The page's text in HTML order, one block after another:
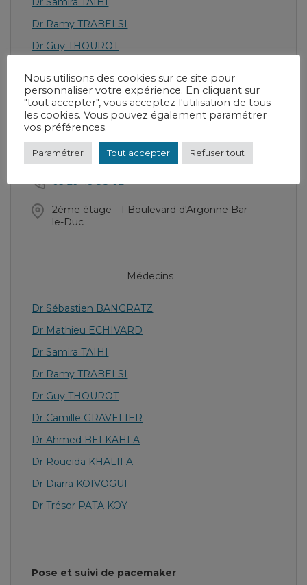
Dr Ramy TRABELSI
Dr Guy THOUROT
Pose de holter portatif ou implantable
Consultations
03 29 45 88 02
2ème étage - 1 Boulevard d'Argonne Bar-
le-Duc
Médecins
Dr Sébastien BANGRATZ
Dr Mathieu ECHIVARD
Dr Samira TAIHI
Dr Ramy TRABELSI
Dr Guy THOUROT
Dr Camille GRAVELIER
Dr Ahmed BELKAHLA
Dr Roueida KHALIFA
Dr Diarra KOIVOGUI
Dr Trésor PATA KOY
Pose et suivi de pacemaker
Nous utilisons des cookies sur ce site pour
personnaliser votre expérience. En cliquant sur
"tout accepter", vous acceptez l'utilisation de tous
les cookies. Vous pouvez également paramétrer
vos préférences.
Paramétrer Tout accepter Refuser tout